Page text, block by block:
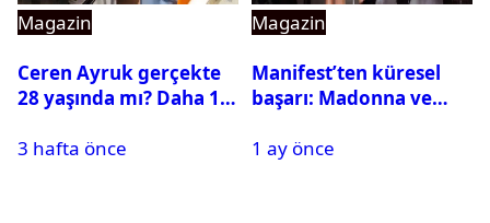
Magazin
Ceren Ayruk gerçekte
28 yaşında mı? Daha 17
3 hafta önce
Magazin
Manifest’ten küresel
başarı: Madonna ve
bıraktı
1 ay önce